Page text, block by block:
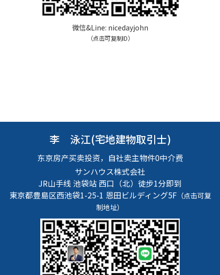
微信&Line: nicedayjohn
（点击可复制ID）
李 泳江(宅地建物取引士)
东京房产买卖投资，自社卖主物件0中介费
サンハウス株式会社
JR山手线 池袋站 西口（北）徒步1分即到
東京都豊島区西池袋1-25-1 恩田ビルディング5F（点击可复
制地址）